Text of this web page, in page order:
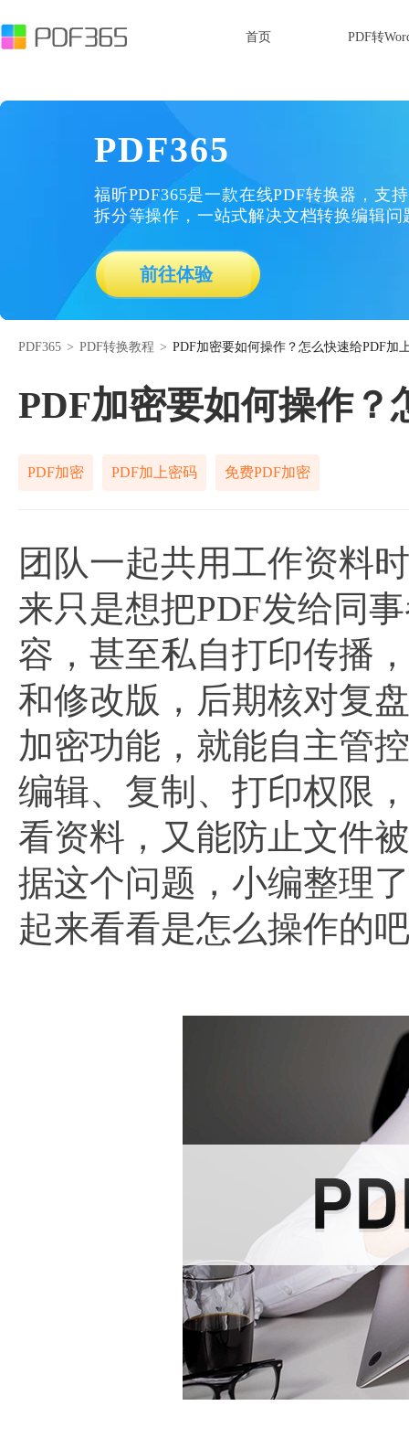
首页 PDF转
PDF365
福昕PDF365是一款在线PDF转换器，支
拆分等操作，一站式解决文档转换编辑问
前往体验
PDF365 > PDF转换教程 > PDF加密要如何操作？怎么快速给PDF加
PDF加密要如何操作？
PDF加密 PDF加上密码 免费PDF加密
团队一起共用工作资料
来只是想把PDF发给同
容，甚至私自打印传播
和修改版，后期核对复
加密功能，就能自主管
编辑、复制、打印权限
看资料，又能防止文件
据这个问题，小编整理
起来看看是怎么操作的